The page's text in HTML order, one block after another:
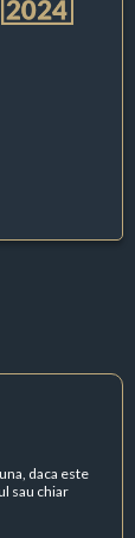
daca este
sau chiar